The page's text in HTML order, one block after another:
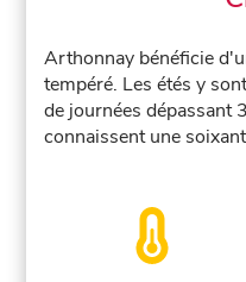
Arthonnay bénéficie
tempéré. Les étés y
de journées dépassant
connaissent une